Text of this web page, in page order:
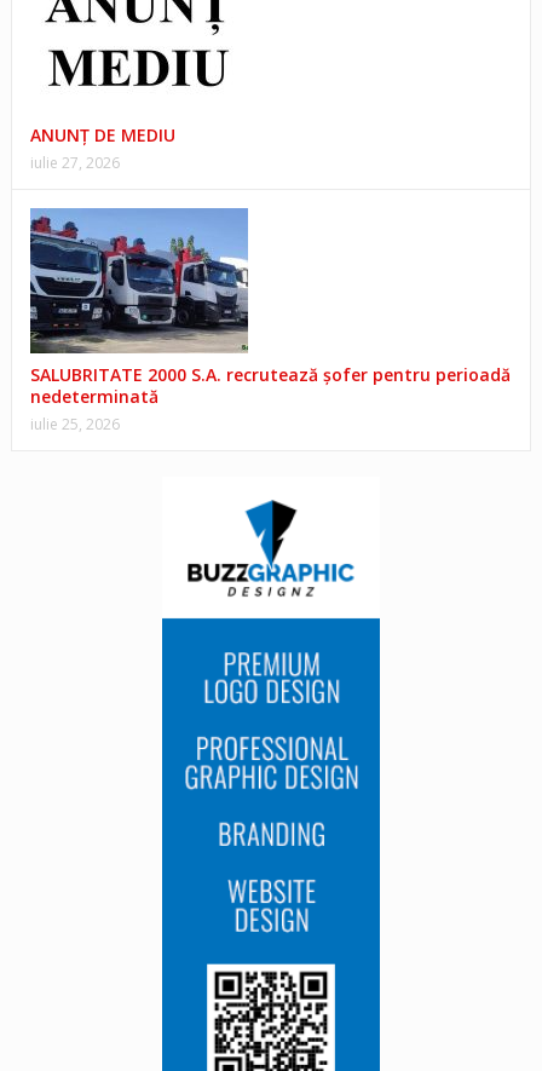
ANUNŢ DE MEDIU
iulie 27, 2026
SALUBRITATE 2000 S.A. recrutează șofer pentru perioadă
nedeterminată
iulie 25, 2026